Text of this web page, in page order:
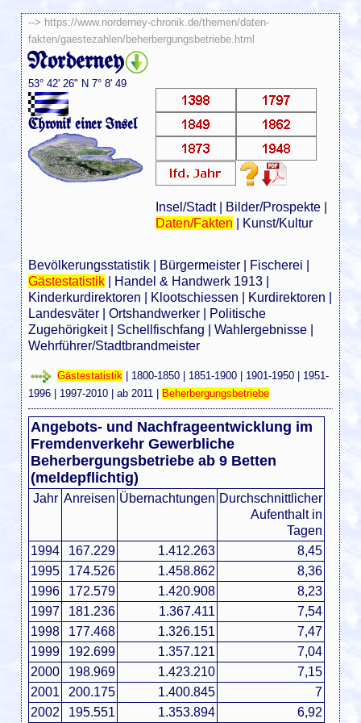
--> https://www.norderney-chronik.de/themen/daten-
fakten/gaestezahlen/beherbergungsbetriebe.html
Norderney
53° 42' 26" N 7° 8' 49
Chronik einer Insel
Insel/Stadt| Bilder/Prospekte|
Daten/Fakten
Kunst/Kultur
Bevölkerungsstatistik Bürgermeister Fischerei
Gästestatistik
Handel & Handwerk 1913
Kinderkurdirektoren
Klootschiessen Kurdirektoren
Landesväter |Ortshandwerker
Politische
Zugehörigkeit| Schellfischfang |Wahlergebnisse
Wehrführer/Stadtbrandmeister
Gästestatistik 1800-1850 1851-1900 1901-1950
1951-
1996 | 1997-2010 |ab 2011 | Beherbergungsbetriebe
Angebots- und Nachfrageentwicklung im
Fremdenverkehr Gewerbliche
Beherbergungsbetriebe ab 9 Betten
(meldepflichtig)
Jahr Anreisen Übernachtungen Durchschnittlicher
Aufenthalt in
Tagen
1994
167.229 1.412.263
8,45
1995
174.526 1.458.862
8,36
1996
172.579 1.420.908
8,23
1997
181.236 1.367.411
7,54
1998
177.468 1.326.151
7,47
1999
192.699 1.357.121
7,04
2000
198.969 1.423.210
7,15
2001
200.175 1.400.845
7
2002
195.551 1.353.894 6,92